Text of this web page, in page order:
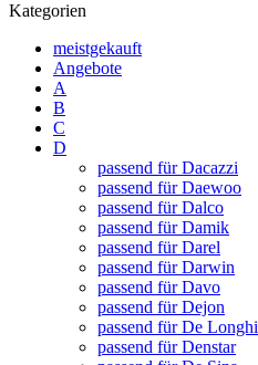
Kategorien
meistgekauft
Angebote
A
B
C
D
passend für Dacazzi
passend für Daewoo
passend für Dalco
passend für Damik
passend für Darel
passend für Darwin
passend für Davo
passend für Dejon
passend für De Longhi
passend für Denstar